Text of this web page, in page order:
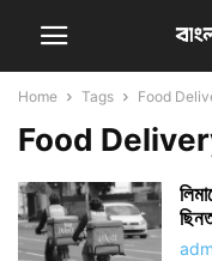
Home Tags Food
Food